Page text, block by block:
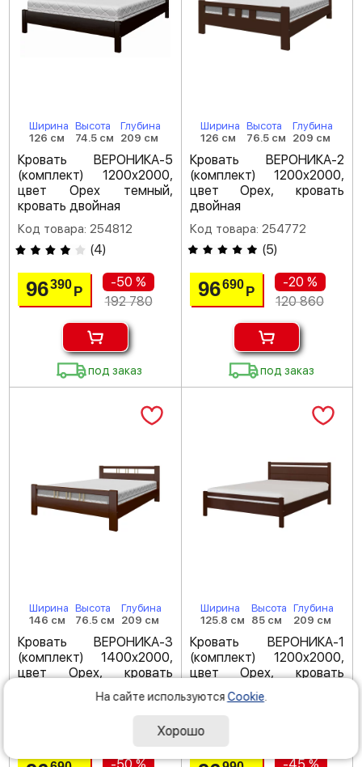
Ширина
126 см
Высота
74.5 см
Глубина
209 см
Кровать ВЕРОНИКА-5
(комплект) 1200х2000,
цвет Орех темный,
кровать двойная
Код товара: 254812
(4)
96390Р
-50 %
192 780
под заказ
Ширина
126 см
Высота
76.5 см
Глубина
209 см
Кровать ВЕРОНИКА-2
(комплект) 1200х2000,
цвет Орех, кровать
двойная
Код товара: 254772
(5)
96690 Р
-20 %
120 860
под заказ
Ширина
146 см
Высота
76.5 см
Глубина
209 см
Кровать ВЕРОНИКА-3
(комплект) 1400х2000,
цвет Орех, кровать
-50 %
Ширина
125.8 см
Высота
85 см
Глубина
209 см
Кровать ВЕРОНИКА-1
(комплект) 1200х2000,
цвет Орех, кровать
-45 %
На сайте используются Cookie
Хорошо